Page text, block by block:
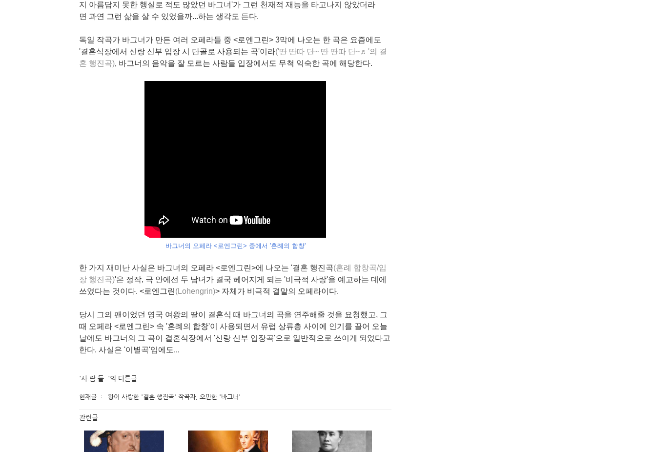
지 아름답지 못한 행실로 적도 많았던 바그너'가 그런 천재적 재능을 타고나지 않았더라
면 과연 그런 삶을 살 수 있었을까...하는 생각도 든다.
독일 작곡가 바그너가 만든 여러 오페라들 중 <로엔그린> 3막에 나오는 한 곡은 요즘에도
'결혼식장에서 신랑 신부 입장 시 단골로 사용되는 곡'이라('딴 딴따 단~ 딴 딴따 단~♬ '의 결
혼 행진곡), 바그너의 음악을 잘 모르는 사람들 입장에서도 무척 익숙한 곡에 해당한다.
바그너의 오페라 <로엔그린> 중에서 '혼례의 합창'
한 가지 재미난 사실은 바그너의 오페라 <로엔그린>에 나오는 '결혼 행진곡(혼례 합창곡/입
장 행진곡)'은 정작, 극 안에선 두 남녀가 결국 헤어지게 되는 '비극적 사랑'을 예고하는 데에
쓰였다는 것이다. <로엔그린(Lohengrin)> 자체가 비극적 결말의 오페라이다.
당시 그의 팬이었던 영국 여왕의 딸이 결혼식 때 바그너 의 곡을 연주해줄 것을 요청했고, 그
때 오페라 <로엔그린> 속 '혼례의 합창'이 사용되면서 유럽 상류층 사이에 인기를 끌어 오늘
날에도 바그너의 그 곡이 결혼식장에서 '신랑 신부 입장곡'으로 일반적으로 쓰이게 되었다고
한다. 사실은 '이별곡'임에도...
'사.람.들..'의 다른글
현재글 왕이 사랑한 '결혼 행진곡' 작곡자, 오만한 '바그너'
관련글